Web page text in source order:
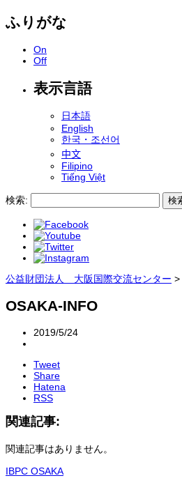
ふりがな
On
Off
表示言語
日本語
English
한국・조선어
中文
Filipino
Tiếng Việt
検索:
公益財団法人 大阪国際交流センター >
OSAKA-INFO
2019/5/24
Tweet
Share
Hatena
RSS
関連記事:
関連記事はありません。
IBPC OSAKA